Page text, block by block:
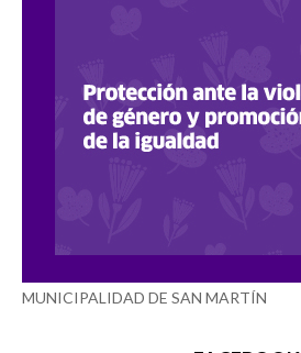
MUNICIPALIDAD DE SAN MARTÍN